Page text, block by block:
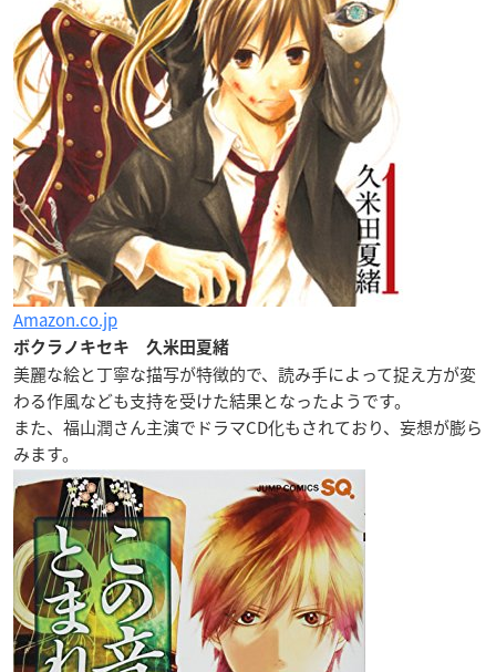
Amazon.co.jp
ボクラノキセキ 久米田夏緒
美麗な絵と丁寧な描写が特徴的で、読み手によって捉え方が変
わる作風なども支持を受けた結果となったようです。
また、福山潤さん主演でドラマCD化もされており、妄想が膨ら
みます。